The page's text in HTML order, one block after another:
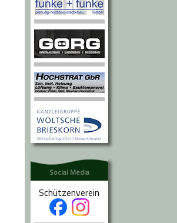
Social Media
Schützenverein